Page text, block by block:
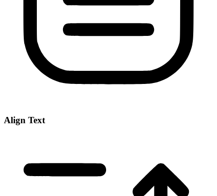
Align Text